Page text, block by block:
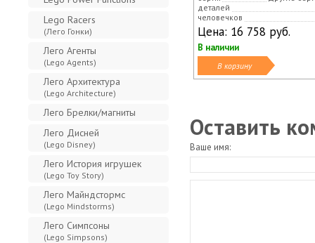
деталей
человечков
Цена: 16 758 руб.
В наличии
В корзину
Оставить
Ваше имя:
Lego Racers
(Лего Гонки)
Лего Агенты
(Lego Agents)
Лего Архитектура
(Lego Architecture)
Лего Брелки/магниты
Лего Дисней
(Lego Disney)
Лего История игрушек
(Lego Toy Story)
Лего Майндстормс
(Lego Mindstorms)
Лего Симпсоны
(Lego Simpsons)